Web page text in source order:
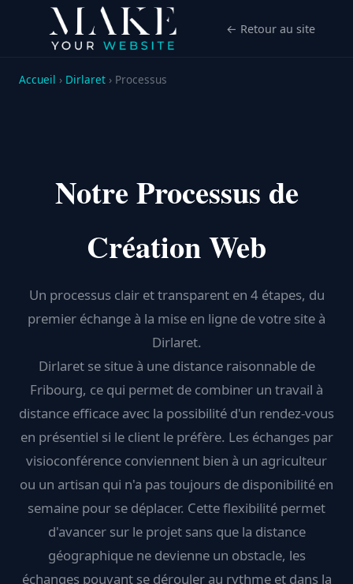
← Retour au site
Accueil › Dirlaret › Processus
Notre Processus de
Création Web
Un processus clair et transparent en 4 étapes, du
premier échange à la mise en ligne de votre site à
Dirlaret.
Dirlaret se situe à une distance raisonnable de
Fribourg, ce qui permet de combiner un travail à
distance efficace avec la possibilité d'un rendez-vous
en présentiel si le client le préfère. Les échanges par
visioconférence conviennent bien à un agriculteur
ou un artisan qui n'a pas toujours de disponibilité en
semaine pour se déplacer. Cette flexibilité permet
d'avancer sur le projet sans que la distance
géographique ne devienne un obstacle, les
échanges pouvant se dérouler au rythme et dans la